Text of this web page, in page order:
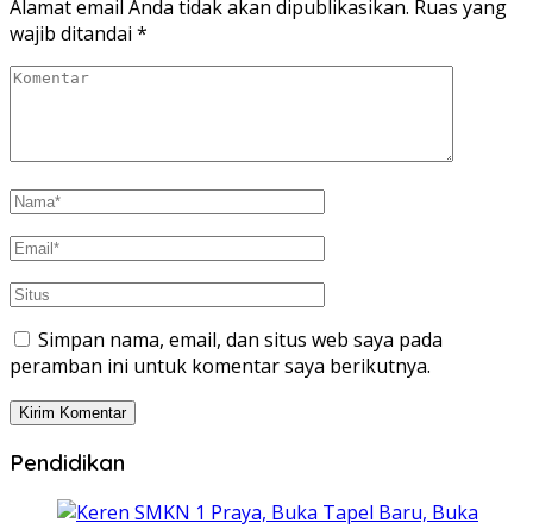
Alamat email Anda tidak akan dipublikasikan. Ruas yang
wajib ditandai *
Simpan nama, email, dan situs web saya pada
peramban ini untuk komentar saya berikutnya.
Pendidikan